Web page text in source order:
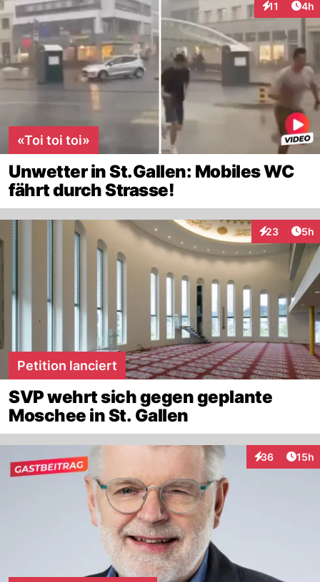
11 4h
«Toi toi toi»
Unwetter in St.Gallen: Mobiles WC
fährt durch Strasse!
23
Interaktionen
5h
Petition lanciert
SVP wehrt sich gegen geplante
Moschee in St. Gallen
36
Interaktionen
15h